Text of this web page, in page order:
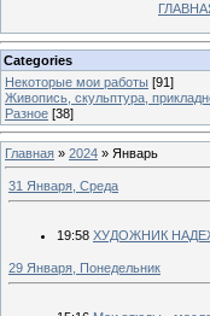
Categories
Некоторые мои работы [91]
Живопись, скульптура,
Разное [38]
Главная » 2024 » Январь
31 Января, Среда
19:58 ХУДОЖНИК
29 Января, Понедельник